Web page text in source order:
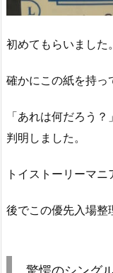
初めてもらいました。
確かにこの紙を持っ
「あれは何だろう
判明しました。
トイストーリーマニ
後でこの優先入場整